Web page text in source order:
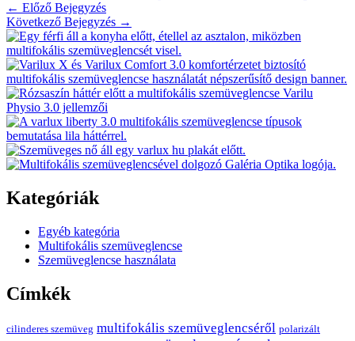
← Előző Bejegyzés
Következő Bejegyzés →
Kategóriák
Egyéb kategória
Multifokális szemüveglencse
Szemüveglencse használata
Címkék
cilinderes szemüveg multifokális szemüveglencséről polarizált